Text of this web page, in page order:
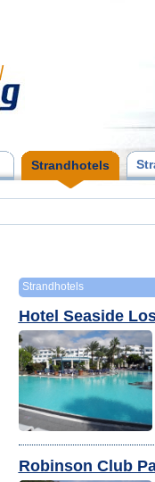
Strandhotels
Strandhotels
Hotel Seaside
Robinson Club